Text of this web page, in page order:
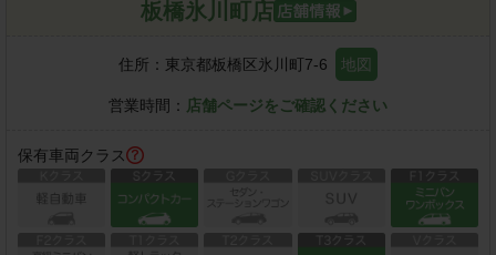
板橋氷川町店
住所： 東京都板橋区氷川町7-6 地図
営業時間： 店舗ページをご確認ください
保有車両クラス